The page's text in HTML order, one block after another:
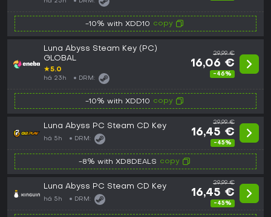
-10% with XDD10 copy
Luna Abyss Steam Key (PC)
GLOBAL
★5.0
há 23h DRM:
29,99 €
16,06 €
-46%
-10% with XDD10 copy
Luna Abyss PC Steam CD Key
há 5h DRM:
29,99 €
16,45 €
-45%
-8% with XD8DEALS copy
Luna Abyss PC Steam CD Key
há 5h DRM:
29,99 €
16,45 €
-45%